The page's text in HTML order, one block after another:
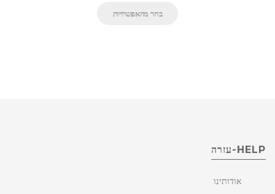
בחר מהאפשרויות
HELP-עזרה
אודותינו